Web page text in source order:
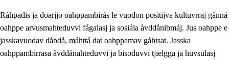
Ráhpadis ja doarjjo oahppambirás le vuodon positijva kultuvrraj gånnå
oahppe arvusmahteduvvi fágalasj ja sosiála åvddånibmáj. Jus oahppe e
jasskavuodav dåbdå, máhttá dat oahppamav gåhtsat. Jasska
oahppambirrasa åvddånahteduvvi ja bisoduvvi tjielgga ja huvsulasj